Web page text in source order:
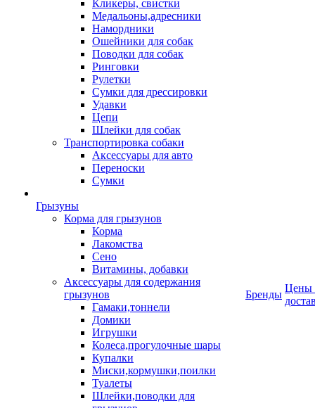
Кликеры, свистки
Медальоны,адресники
Намордники
Ошейники для собак
Поводки для собак
Ринговки
Рулетки
Сумки для дрессировки
Удавки
Цепи
Шлейки для собак
Транспортировка собаки
Аксессуары для авто
Переноски
Сумки
Грызуны
Корма для грызунов
Корма
Лакомства
Сено
Витамины, добавки
Аксессуары для содержания
грызунов
Гамаки,тоннели
Домики
Игрушки
Колеса,прогулочные шары
Купалки
Миски,кормушки,поилки
Туалеты
Шлейки,поводки для
Бренды
Цены